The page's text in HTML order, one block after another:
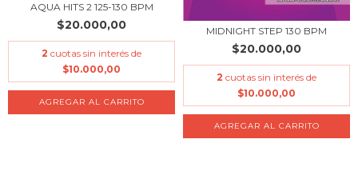
AQUA HITS 2 125-130 BPM
$20.000,00
2 cuotas sin interés de
$10.000,00
MIDNIGHT STEP 130 BPM
$20.000,00
2 cuotas sin interés de
$10.000,00